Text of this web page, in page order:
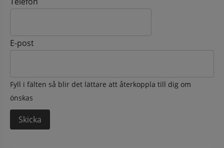
E-post
Fyll i fälten så blir det lättare att återkoppla till dig om
önskas